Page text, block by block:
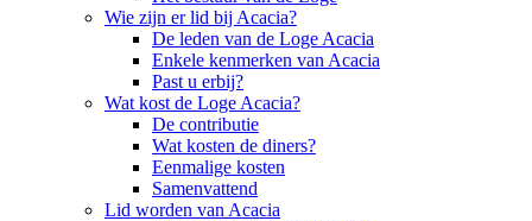
Wie zijn er lid bij Acacia?
De leden van de Loge Acacia
Enkele kenmerken van Acacia
Past u erbij?
Wat kost de Loge Acacia?
De contributie
Wat kosten de diners?
Eenmalige kosten
Samenvattend
Lid worden van Acacia